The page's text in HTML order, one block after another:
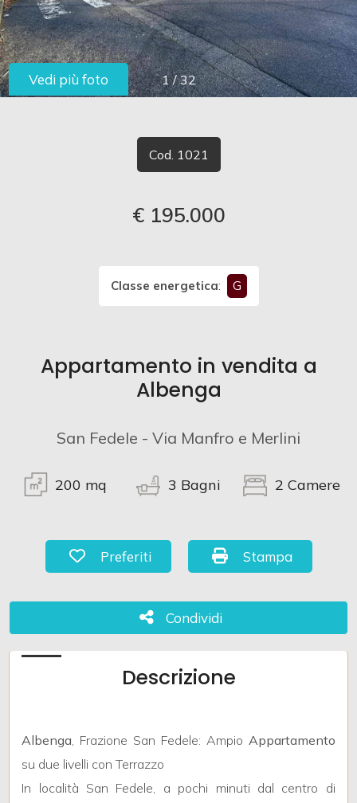
1 / 32
Vedi più foto
Cod. 1021
€ 195.000
Classe energetica: G
Appartamento in vendita a
Albenga
San Fedele - Via Manfro e Merlini
200 mq 3 Bagni 2 Camere
Preferiti: Cod. 1021
Preferiti Stampa: Cod. 1021
Stampa
Condividi
Condividi
Descrizione
Albenga, Frazione San Fedele: Ampio Appartamento
su due livelli con Terrazzo
In località San Fedele, a pochi minuti dal centro di
LAVORA
CON
NOI
Provincia
Comune
Terreni
Totale